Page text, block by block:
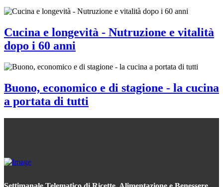
Cucina e longevità - Nutruzione e vitalità
dopo i 60 anni
Buono, economico e di stagione - la cucina
a portata di tutti